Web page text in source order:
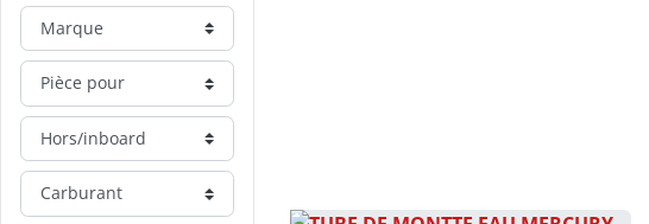
Marque
Pièce pour
Hors/inboard
Carburant